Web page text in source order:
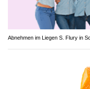
Abnehmen im Liegen S. Flury in